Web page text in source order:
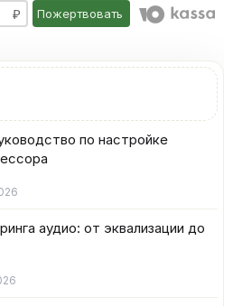
Пожертвовать
по настройке
аудио: от эквализации до